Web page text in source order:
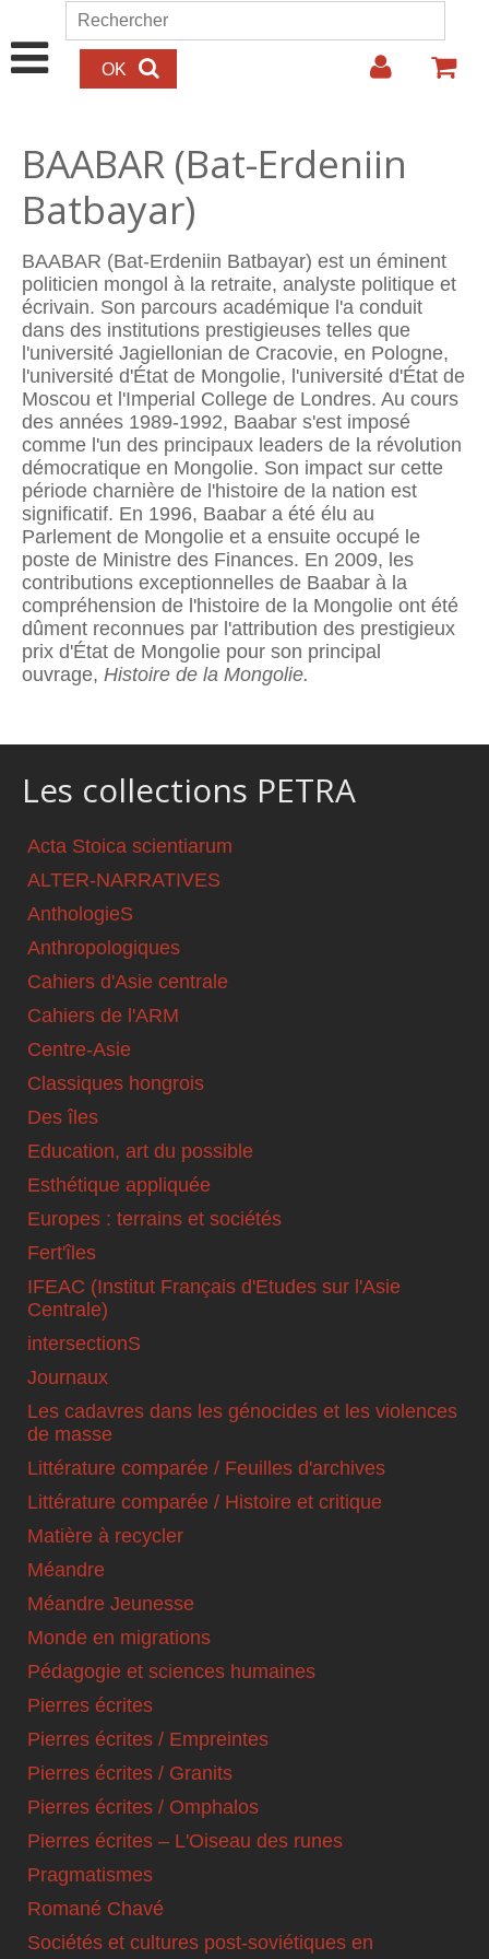
Aller au contenu principal
Formulaire de recherche
Rechercher
BAABAR (Bat-Erdeniin
Batbayar)
BAABAR (Bat-Erdeniin Batbayar) est un éminent
politicien mongol à la retraite, analyste politique et
écrivain. Son parcours académique l'a conduit
dans des institutions prestigieuses telles que
l'université Jagiellonian de Cracovie, en Pologne,
l'université d'État de Mongolie, l'université d'État de
Moscou et l'Imperial College de Londres. Au cours
des années 1989-1992, Baabar s'est imposé
comme l'un des principaux leaders de la révolution
démocratique en Mongolie. Son impact sur cette
période charnière de l'histoire de la nation est
significatif. En 1996, Baabar a été élu au
Parlement de Mongolie et a ensuite occupé le
poste de Ministre des Finances. En 2009, les
contributions exceptionnelles de Baabar à la
compréhension de l'histoire de la Mongolie ont été
dûment reconnues par l'attribution des prestigieux
prix d'État de Mongolie pour son principal
ouvrage, Histoire de la Mongolie.
Les collections PETRA
Acta Stoica scientiarum
ALTER-NARRATIVES
AnthologieS
Anthropologiques
Cahiers d'Asie centrale
Cahiers de l'ARM
Centre-Asie
Classiques hongrois
Des îles
Education, art du possible
Esthétique appliquée
Europes : terrains et sociétés
Fert'îles
IFEAC (Institut Français d'Etudes sur l'Asie
Centrale)
intersectionS
Journaux
Les cadavres dans les génocides et les violences
de masse
Littérature comparée / Feuilles d'archives
Littérature comparée / Histoire et critique
Matière à recycler
Méandre
Méandre Jeunesse
Monde en migrations
Pédagogie et sciences humaines
Pierres écrites
Pierres écrites / Empreintes
Pierres écrites / Granits
Pierres écrites / Omphalos
Pierres écrites – L'Oiseau des runes
Pragmatismes
Romané Chavé
Sociétés et cultures post-soviétiques en